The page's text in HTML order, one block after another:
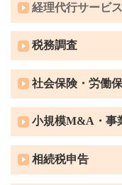
経理代行サービス
税務調査
社会保険・労働
小規模M&A・事
相続税申告